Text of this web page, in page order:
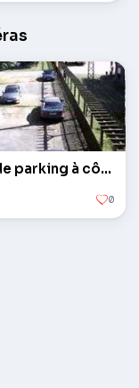
Type de parking à côté du musée de tram
0